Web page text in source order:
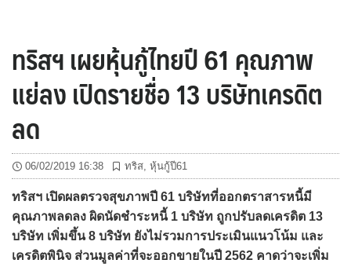
ทริสฯ เผยหุ้นกู้ไทยปี 61 คุณภาพ
แย่ลง เปิดรายชื่อ 13 บริษัทเครดิต
ลด
06/02/2019 16:38 ทริส หุ้นกู้ปี61
ทริสฯ เปิดผลตรวจสุขภาพปี 61 บริษัทที่ออกตราสารหนี้มี
คุณภาพลดลง ผิดนัดชำระหนี้ 1 บริษัท ถูกปรับลดเครดิต 13
บริษัท เพิ่มขึ้น 8 บริษัท ยังไม่รวมการประเมินแนวโน้ม และ
เครดิตพินิจ ส่วนมูลค่าที่จะออกขายในปี 2562 คาดว่าจะเพิ่ม